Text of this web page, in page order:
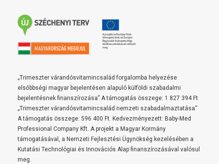
„Trimeszter várandósvitamincsalád forgalomba helyezése
elsőbbségi magyar bejelentésen alapuló külföldi szabadalmi
bejelentésnek finanszírozása” A támogatás összege: 1 827 394 Ft
„Trimeszter várandósvitamincsalád nemzeti szabadalmaztatása”
A támogatás összege: 596 400 Ft. Kedvezményezett: Baby-Med
Professional Company Kft. A projekt a Magyar Kormány
támogatásával, a Nemzeti Fejlesztési Ügynökség kezelésében a
Kutatási Technológiai és Innovációs Alap finanszírozásával valósul
meg.